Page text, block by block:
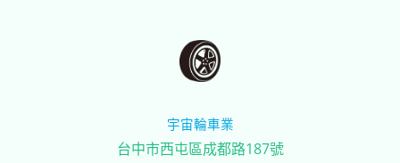
宇宙輪車業
台中市西屯區成都路187號